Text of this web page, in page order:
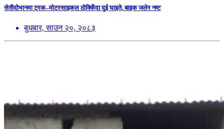
सेतीदोभानमा ट्रक–मोटरसाइकल ठोक्किँदा दुई घाइते, बाइक जलेर नष्ट
बुधबार, साउन २०, २०८३